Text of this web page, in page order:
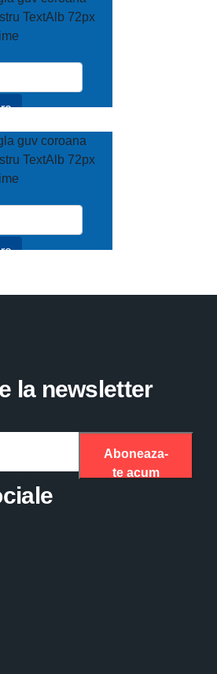
la newsletter
Aboneaza-
te acum